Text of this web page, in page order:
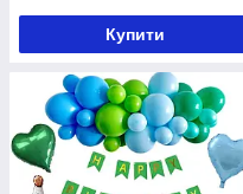
Купити